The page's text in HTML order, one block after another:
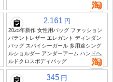
2,161 円
2025年新作 女性用バッグ ファッション
パテントレザー エレガント ディンダン
バッグ スパイシーガール 多用途シング
ルショルダー アンダーアーム ハンドヘ
ルドクロスボディバッグ
345 円